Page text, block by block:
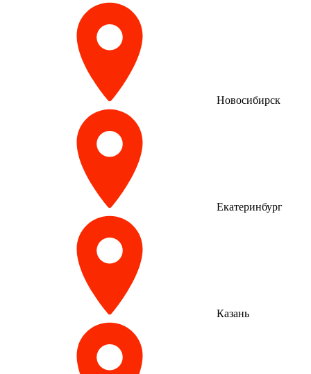
Новосибирск
Екатеринбург
Казань